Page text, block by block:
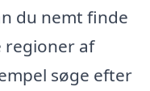
du nemt finde
regioner af
søge efter